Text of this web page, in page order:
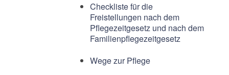
Checkliste für die
Freistellungen nach dem
Pflegezeitgesetz und nach dem
Familienpflegezeitgesetz
Wege zur Pflege